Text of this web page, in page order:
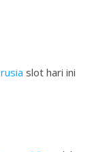
slot hari ini